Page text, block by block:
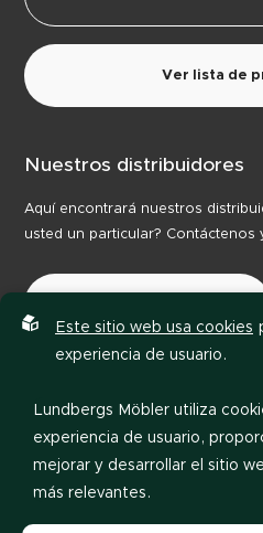
Ver lista de
Nuestros distribuidores
Aquí encontrará nuestros
usted un particular? Contáctenos
Política de privacidad
Este sitio web usa cookies
experiencia de usuario.
Lundbergs Möbler utiliza
experiencia de usuario,
mejorar y desarrollar el sitio
más relevantes.